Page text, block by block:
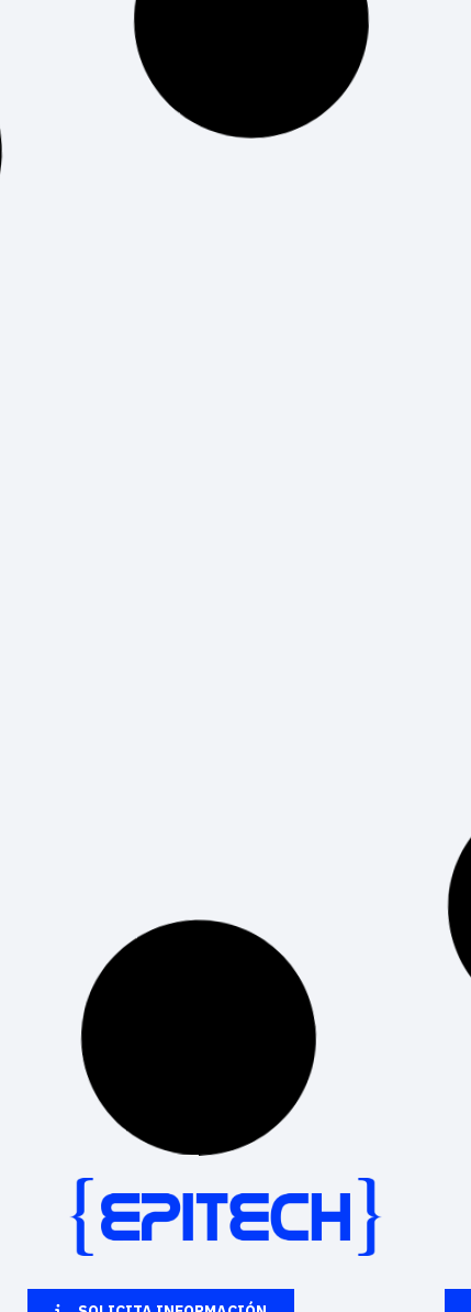
Si alguna vez te has preguntado cómo
funcionaban las cosas antes de lo digital y
cómo empezó a surgir esta tecnología, estás
en el sitio indicado. La historia del software
herramientas,
LEER MÁS